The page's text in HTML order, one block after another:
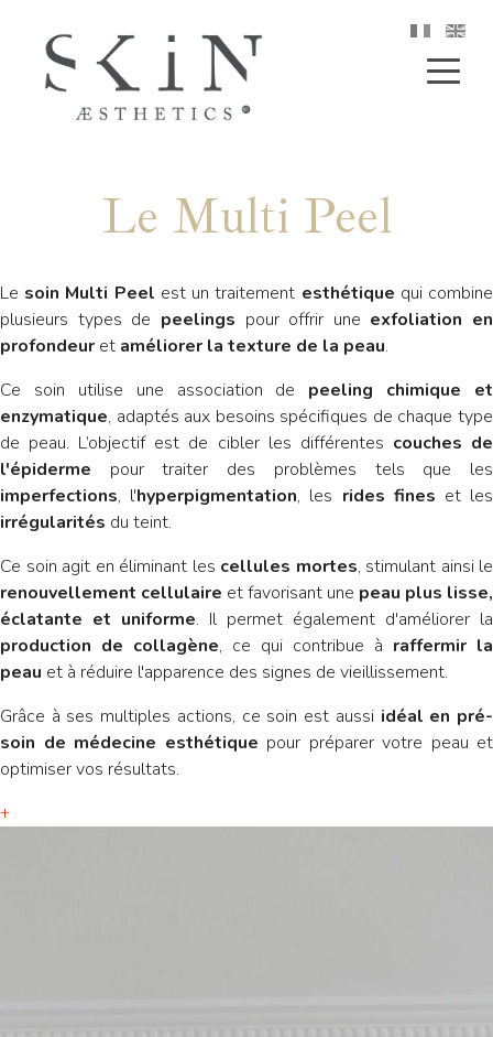
Le Multi Peel
Le soin Multi Peel est un traitement esthétique qui combine
plusieurs types de peelings pour offrir une exfoliation en
profondeur et améliorer la texture de la peau.
Ce soin utilise une association de peeling chimique et
enzymatique, adaptés aux besoins spécifiques de chaque type
de peau. L’objectif est de cibler les différentes couches de
l'épiderme pour traiter des problèmes tels que les
imperfections, l'hyperpigmentation, les rides fines et les
irrégularités du teint.
Ce soin agit en éliminant les cellules mortes, stimulant ainsi le
renouvellement cellulaire et favorisant une peau plus lisse,
éclatante et uniforme. Il permet également d'améliorer la
production de collagène, ce qui contribue à raffermir la
peau et à réduire l'apparence des signes de vieillissement.
Grâce à ses multiples actions, ce soin est aussi idéal en pré-
soin de médecine esthétique pour préparer votre peau et
optimiser vos résultats.
+